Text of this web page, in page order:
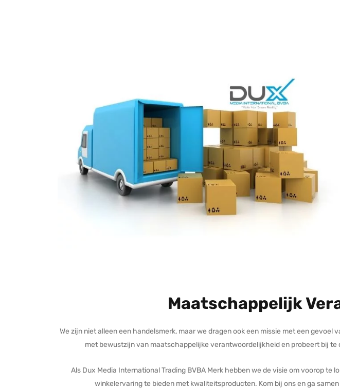
Maatschappelijk
We zijn niet alleen een handelsmerk, maar we dragen ook een missie met een
met bewustzijn van maatschappelijke verantwoordelijkheid en probeert bij
Als Dux Media International Trading BVBA Merk hebben we de visie om voorop
winkelervaring te bieden met kwaliteitsproducten. Kom bij ons en ga